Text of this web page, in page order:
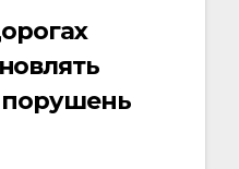
порушень